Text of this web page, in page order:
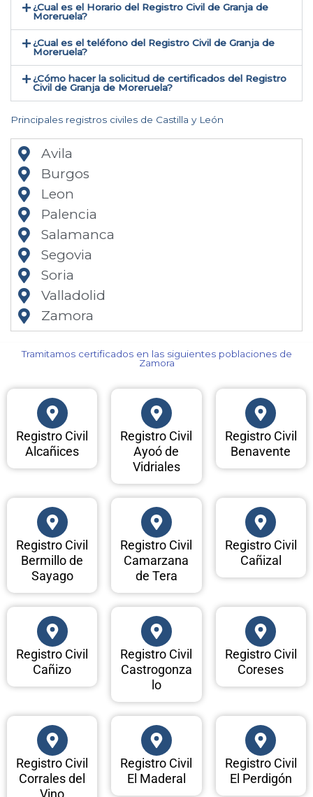
¿Cual es el Horario del Registro Civil de Granja de
Moreruela?
¿Cual es el teléfono del Registro Civil de Granja de
Moreruela​?
¿Cómo hacer la solicitud de certificados del Registro
Civil de Granja de Moreruela​?
Principales registros civiles de Castilla y León
Avila
Burgos
Leon
Palencia
Salamanca
Segovia
Soria
Valladolid
Zamora
Tramitamos certificados en las siguientes poblaciones de
Zamora​
Registro Civil
Alcañices
Registro Civil
Ayoó de
Vidriales
Registro Civil
Benavente
Registro Civil
Bermillo de
Sayago
Registro Civil
Camarzana
de Tera
Registro Civil
Cañizal
Registro Civil
Cañizo
Registro Civil
Castrogonza
lo
Registro Civil
Coreses
Registro Civil
Corrales del
Vino
Registro Civil
El Maderal
Registro Civil
El Perdigón